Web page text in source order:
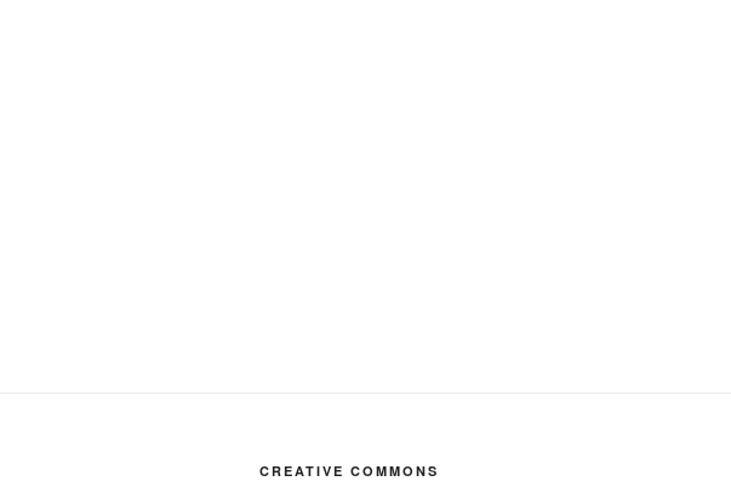
CREATIVE COMMONS